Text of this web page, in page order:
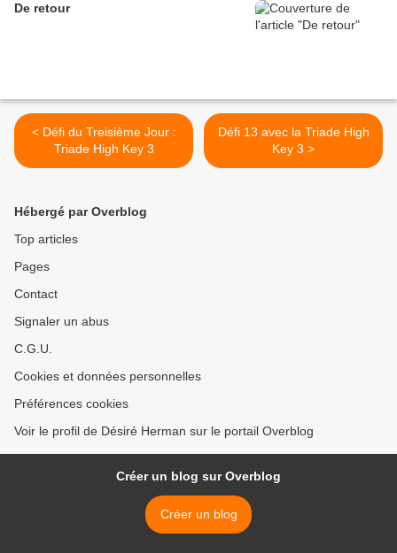
De retour
< Défi du Treisième Jour :
Triade High Key 3
Défi 13 avec la Triade High
Key 3 >
Hébergé par Overblog
Top articles
Pages
Contact
Signaler un abus
C.G.U.
Cookies et données personnelles
Préférences cookies
Voir le profil de Désiré Herman sur le portail Overblog
Créer un blog sur Overblog
Créer un blog